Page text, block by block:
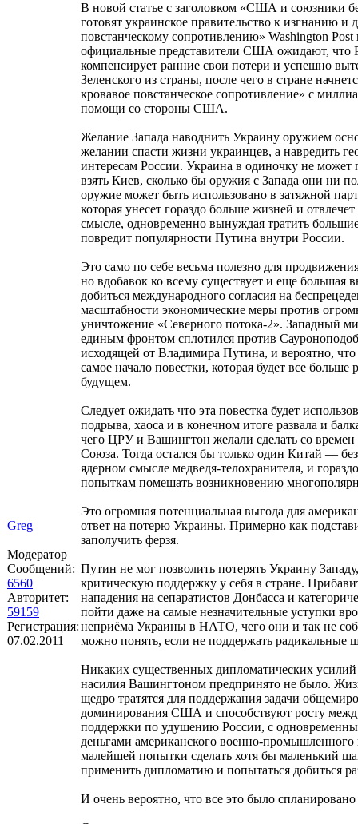
Greg
Модератор
Сообщений:
6560
Авторитет:
59159
Регистрация:
07.02.2011
В новой статье с заголовком «США и союзники
готовят украинское правительство к изгнанию и
повстанческому сопротивлению» Washington Post
официальные представители США ожидают, что
компенсирует ранние свои потери и успешно
Зеленского из страны, после чего в стране
кровавое повстанческое сопротивление» с
помощи со стороны США.
Желание Запада наводнить Украину оружием
желании спасти жизни украинцев, а навредить
интересам России. Украина в одиночку не может
взять Киев, сколько бы оружия с Запада они ни
оружие может быть использовано в затяжной
которая унесет гораздо больше жизней и
смысле, одновременно вынуждая тратить
повредит популярности Путина внутри России.
Это само по себе весьма полезно для
но вдобавок ко всему существует и еще большая
добиться международного согласия на
масштабности экономические меры против
уничтожение «Северного потока-2». Западный
единым фронтом сплотился против
исходящей от Владимира Путина, и вероятно,
самое начало повестки, которая будет все больше
будущем.
Следует ожидать что эта повестка будет
подрыва, хаоса и в конечном итоге развала и
чего ЦРУ и Вашингтон желали сделать со времен
Союза. Тогда остался бы только один Китай —
ядерном смысле медведя-телохранителя, и
попыткам помешать возникновению
Это огромная потенциальная выгода для
ответ на потерю Украины. Примерно как
заполучить ферзя.
Путин не мог позволить потерять Украину
критическую поддержку у себя в стране.
нападения на сепаратистов Донбасса и
пойти даже на самые незначительные уступки
неприёма Украины в НАТО, чего они и так не
можно понять, если не поддержать радикальные
Никаких существенных дипломатических
насилия Вашингтоном предпринято не было.
щедро тратятся для поддержания задачи
доминирования США и способствуют росту
поддержки по удушению России, с
деньгами американского военно-промышленного
малейшей попытки сделать хотя бы маленький
применить дипломатию и попытаться добиться
И очень вероятно, что все это было